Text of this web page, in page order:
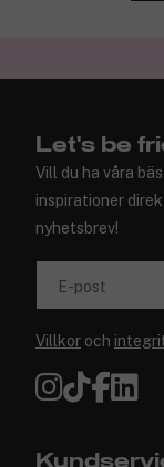
Let's be
Vill du ha våra
inspirationer
nyhetsbrev!
E-post
Villkor och